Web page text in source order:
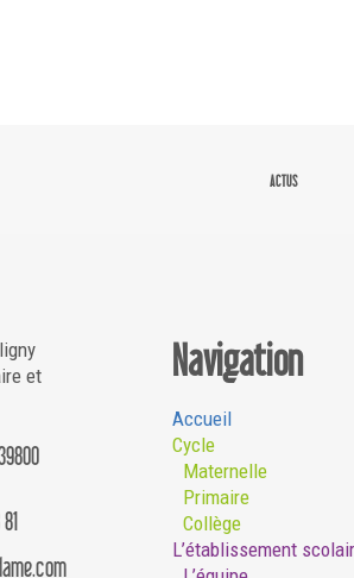
ACTUS
et
Navigation
Accueil
Cycle
Maternelle
Primaire
Collège
L’établissement